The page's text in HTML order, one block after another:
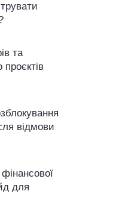
та
відмови
для